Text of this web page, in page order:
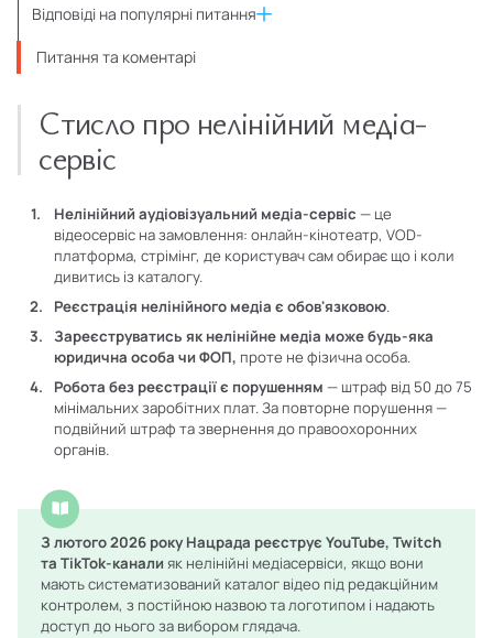
Стисло про нелінійний медіа-
сервіс
Нелінійний аудіовізуальний медіа-сервіс — це
відеосервіс на замовлення: онлайн-кінотеатр, VOD-
платформа, стрімінг, де користувач сам обирає що і коли
дивитись із каталогу.
Реєстрація нелінійного медіа є обов'язковою.
Зареєструватись як нелінійне медіа може будь-яка
юридична особа чи ФОП, проте не фізична особа.
Робота без реєстрації є порушенням — штраф від 50 до 75
мінімальних заробітних плат. За повторне порушення —
подвійний штраф та звернення до правоохоронних
органів.
З лютого 2026 року Нацрада реєструє YouTube, Twitch
та TikTok-канали як нелінійні медіасервіси, якщо вони
мають систематизований каталог відео під редакційним
контролем, з постійною назвою та логотипом і надають
доступ до нього за вибором глядача.
Відповіді на популярні питання
Питання та коментарі